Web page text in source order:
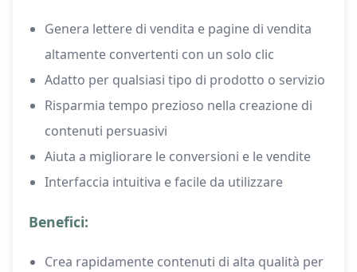
Genera lettere di vendita e pagine di vendita
altamente convertenti con un solo clic
Adatto per qualsiasi tipo di prodotto o servizio
Risparmia tempo prezioso nella creazione di
contenuti persuasivi
Aiuta a migliorare le conversioni e le vendite
Interfaccia intuitiva e facile da utilizzare
Benefici:
Crea rapidamente contenuti di alta qualità per